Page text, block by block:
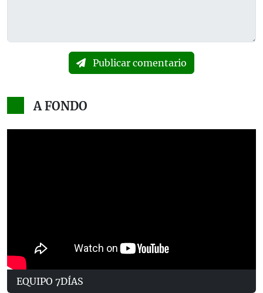
Publicar comentario
A FONDO
EQUIPO 7DÍAS